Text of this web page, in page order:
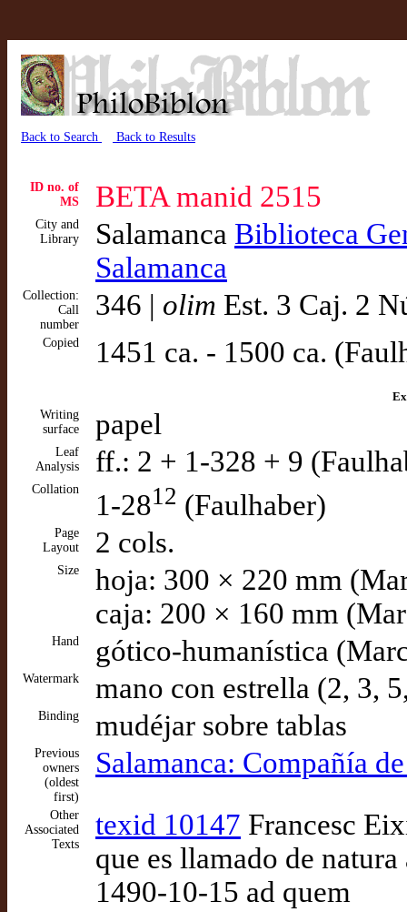
Back to Search Back to Results
ID no. of
MS
BETA manid 2515
City and
Library
Salamanca Biblioteca
Salamanca
Collection:
Call
number
346 | olim Est. 3 Caj. 2
Copied 1451 ca. - 1500 ca.
Writing
surface
papel
Leaf
Analysis
ff.: 2 + 1-328 + 9
Collation 1-2812 (Faulhaber)
Page
Layout
2 cols.
Size
hoja: 300 × 220 mm
caja: 200 × 160 mm
Hand gótico-humanística
Watermark mano con estrella (2, 3,
Binding mudéjar sobre tablas
Previous
owners
(oldest
first)
Salamanca: Compañía
Other
Associated
Texts
texid 10147 Francesc
que es llamado de
1490-10-15 ad quem